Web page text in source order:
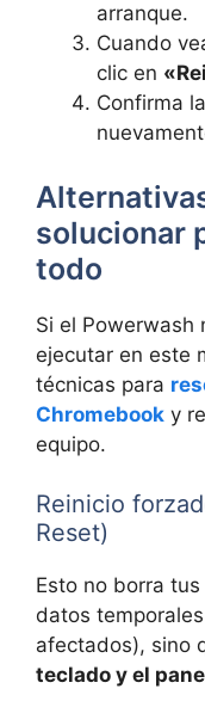
arranque.
Cuando
clic en
Confirma
solucionar
todo
Si el Powerwash
ejecutar en este
técnicas para
Chromebook y
equipo.
Reinicio
Reset)
Esto no borra
datos
afectados), sino
teclado y el